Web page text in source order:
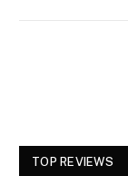
TOP REVIEWS